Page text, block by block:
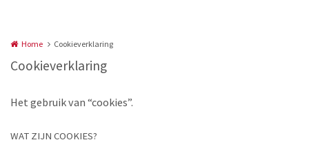
Home Cookieverklaring
Cookieverklaring
Het gebruik van “cookies”.
WAT ZIJN COOKIES?